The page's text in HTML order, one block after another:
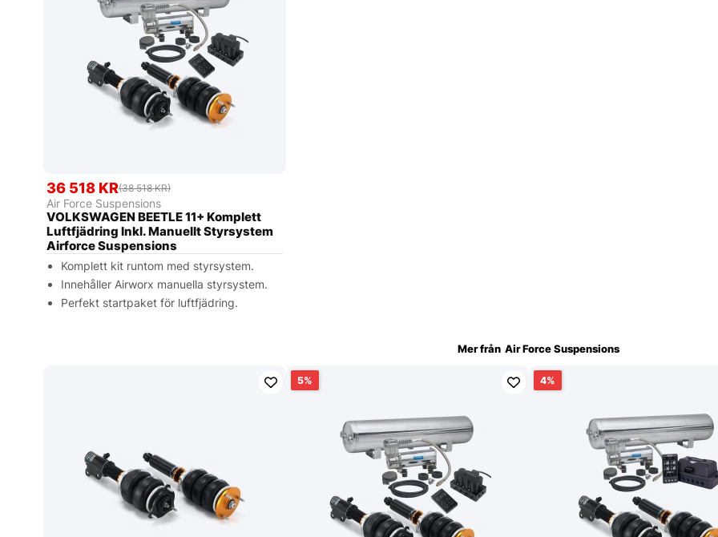
36 518 KR(38 518 KR)
Air Force Suspensions
VOLKSWAGEN BEETLE 11+ Komplett
Luftfjädring Inkl. Manuellt Styrsystem
Airforce Suspensions
Komplett kit runtom med styrsystem.
Innehåller Airworx manuella styrsystem.
Perfekt startpaket för luftfjädring.
Mer från Air Force Suspensions
5 4